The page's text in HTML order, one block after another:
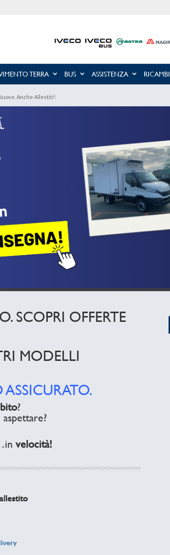
TERRA BUS ASSISTENZA RICAMBI
Anche Allestiti!
SCOPRI OFFERTE
MODELLI
?
velocità!